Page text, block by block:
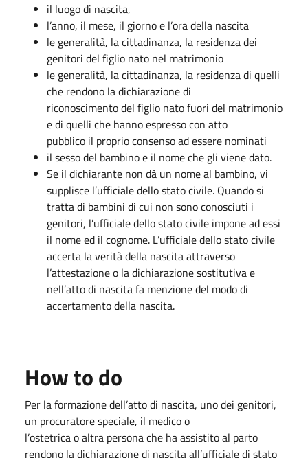
il luogo di nascita,
l’anno, il mese, il giorno e l’ora della nascita
le generalità, la cittadinanza, la residenza dei
genitori del figlio nato nel matrimonio
le generalità, la cittadinanza, la residenza di quelli
che rendono la dichiarazione di
riconoscimento del figlio nato fuori del matrimonio
e di quelli che hanno espresso con atto
pubblico il proprio consenso ad essere nominati
il sesso del bambino e il nome che gli viene dato.
Se il dichiarante non dà un nome al bambino, vi
supplisce l’ufficiale dello stato civile. Quando si
tratta di bambini di cui non sono conosciuti i
genitori, l’ufficiale dello stato civile impone ad essi
il nome ed il cognome. L’ufficiale dello stato civile
accerta la verità della nascita attraverso
l’attestazione o la dichiarazione sostitutiva e
nell’atto di nascita fa menzione del modo di
accertamento della nascita.
How to do
Per la formazione dell’atto di nascita, uno dei genitori,
un procuratore speciale, il medico o
l’ostetrica o altra persona che ha assistito al parto
rendono la dichiarazione di nascita all’ufficiale di stato